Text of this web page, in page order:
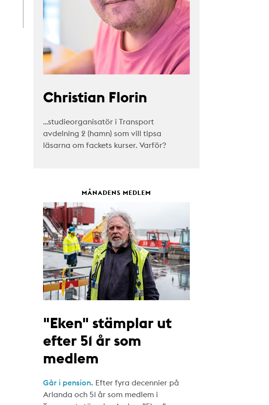
Christian Florin
…studieorganisatör i Transport
avdelning 2 (hamn) som vill tipsa
läsarna om fackets kurser. Varför?
MÅNADENS MEDLEM
"Eken" stämplar ut
efter 51 år som
medlem
Går i pension. Efter fyra decennier på
Arlanda och 51 år som medlem i